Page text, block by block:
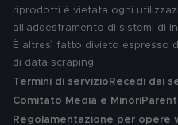
riprodotti è vietata ogni
all'addestramento di sistemi di
È altresì fatto divieto espresso
di data scraping.
Termini di servizio Recedi dai
Comitato Media e Minori
Regolamentazione per opere